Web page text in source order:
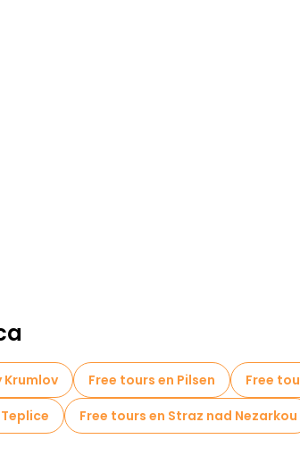
Krumlov Free tours en Pilsen
Free
Free tours en Straz nad Nezarkou